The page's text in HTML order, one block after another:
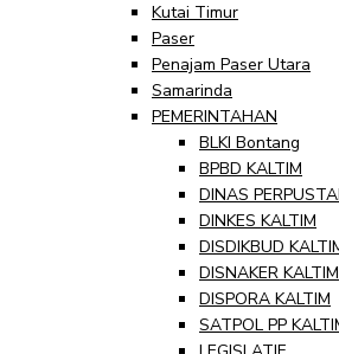
Kutai Timur
Paser
Penajam Paser Utara
Samarinda
PEMERINTAHAN
BLKI Bontang
BPBD KALTIM
DINAS
DINKES KALTIM
DISDIKBUD
DISNAKER KALTIM
DISPORA KALTIM
SATPOL PP